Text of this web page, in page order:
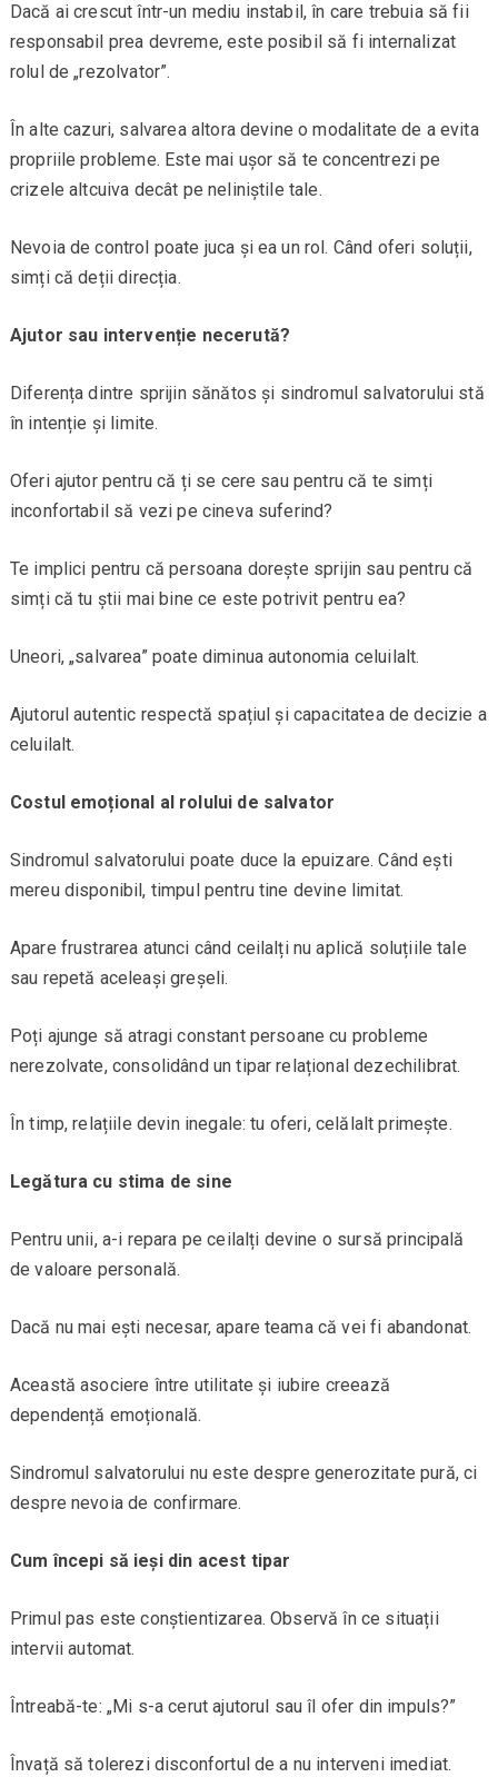
Dacă ai crescut într-un mediu instabil, în care trebuia să fii
responsabil prea devreme, este posibil să fi internalizat
rolul de „rezolvator”.
În alte cazuri, salvarea altora devine o modalitate de a evita
propriile probleme. Este mai ușor să te concentrezi pe
crizele altcuiva decât pe neliniștile tale.
Nevoia de control poate juca și ea un rol. Când oferi soluții,
simți că deții direcția.
Ajutor sau intervenție necerută?
Diferența dintre sprijin sănătos și sindromul salvatorului stă
în intenție și limite.
Oferi ajutor pentru că ți se cere sau pentru că te simți
inconfortabil să vezi pe cineva suferind?
Te implici pentru că persoana dorește sprijin sau pentru că
simți că tu știi mai bine ce este potrivit pentru ea?
Uneori, „salvarea” poate diminua autonomia celuilalt.
Ajutorul autentic respectă spațiul și capacitatea de decizie a
celuilalt.
Costul emoțional al rolului de salvator
Sindromul salvatorului poate duce la epuizare. Când ești
mereu disponibil, timpul pentru tine devine limitat.
Apare frustrarea atunci când ceilalți nu aplică soluțiile tale
sau repetă aceleași greșeli.
Poți ajunge să atragi constant persoane cu probleme
nerezolvate, consolidând un tipar relațional dezechilibrat.
În timp, relațiile devin inegale: tu oferi, celălalt primește.
Legătura cu stima de sine
Pentru unii, a-i repara pe ceilalți devine o sursă principală
de valoare personală.
Dacă nu mai ești necesar, apare teama că vei fi abandonat.
Această asociere între utilitate și iubire creează
dependență emoțională.
Sindromul salvatorului nu este despre generozitate pură, ci
despre nevoia de confirmare.
Cum începi să ieși din acest tipar
Primul pas este conștientizarea. Observă în ce situații
intervii automat.
Întreabă-te: „Mi s-a cerut ajutorul sau îl ofer din impuls?”
Învață să tolerezi disconfortul de a nu interveni imediat.